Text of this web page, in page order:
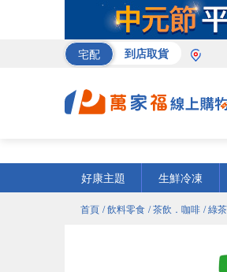
宅配 到店取貨
好康主題
生鮮冷凍
首頁 / 飲料零食 / 茶飲．咖啡 / 綠